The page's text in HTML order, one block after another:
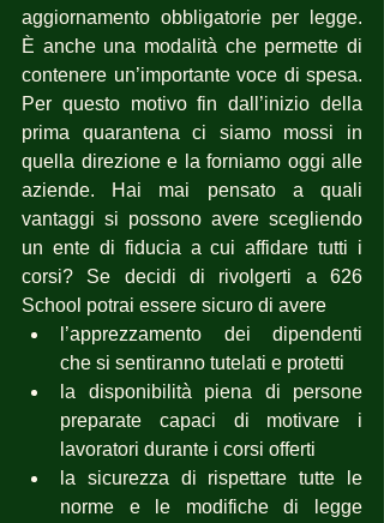
aggiornamento obbligatorie per legge.
È anche una modalità che permette di
contenere un’importante voce di spesa.
Per questo motivo fin dall’inizio della
prima quarantena ci siamo mossi in
quella direzione e la forniamo oggi alle
aziende. Hai mai pensato a quali
vantaggi si possono avere scegliendo
un ente di fiducia a cui affidare tutti i
corsi? Se decidi di rivolgerti a 626
School potrai essere sicuro di avere
l’apprezzamento dei dipendenti
che si sentiranno tutelati e protetti
la disponibilità piena di persone
preparate capaci di motivare i
lavoratori durante i corsi offerti
la sicurezza di rispettare tutte le
norme e le modifiche di legge